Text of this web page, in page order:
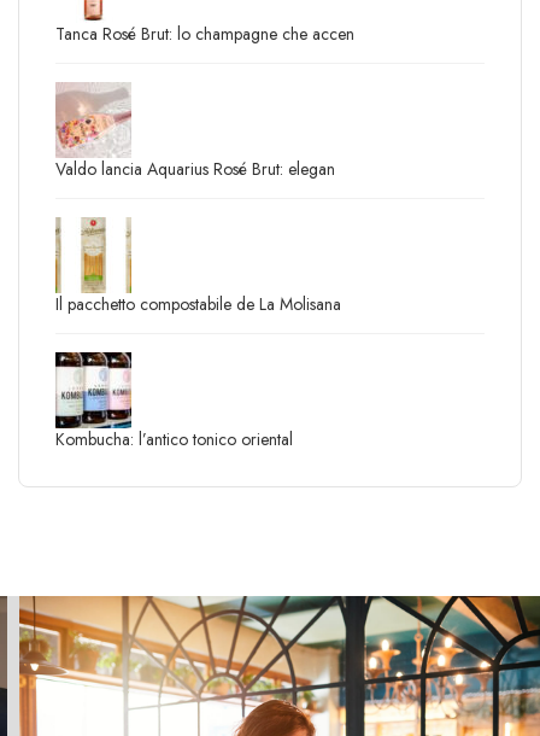
Tanca Rosé Brut: lo champagne che accen
Valdo lancia Aquarius Rosé Brut: elegan
Il pacchetto compostabile de La Molisana
Kombucha: l’antico tonico oriental